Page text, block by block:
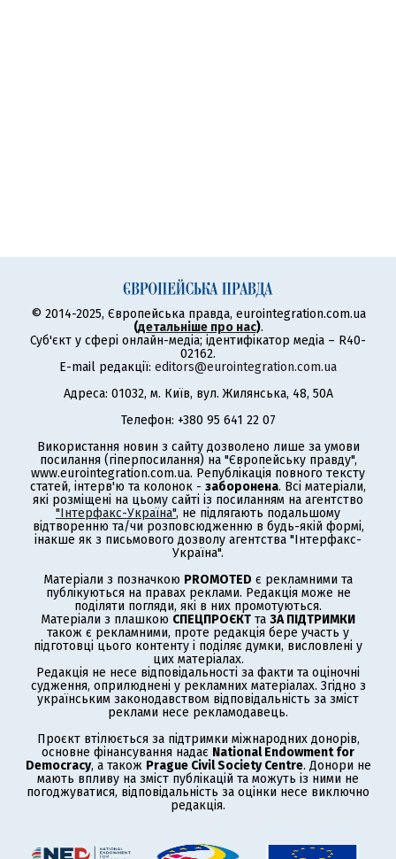
© 2014-2025, Європейська правда, eurointegration.com.ua
(детальніше про нас).
Суб'єкт у сфері онлайн-медіа; ідентифікатор медіа – R40-
02162.
E-mail редакції: editors@eurointegration.com.ua
Адреса: 01032, м. Київ, вул. Жилянська, 48, 50А
Телефон: +380 95 641 22 07
Використання новин з сайту дозволено лише за умови
посилання (гіперпосилання) на "Європейську правду",
www.eurointegration.com.ua. Републікація повного тексту
статей, інтерв'ю та колонок - заборонена. Всі матеріали,
які розміщені на цьому сайті із посиланням на агентство
"Інтерфакс-Україна", не підлягають подальшому
відтворенню та/чи розповсюдженню в будь-якій формі,
інакше як з письмового дозволу агентства "Інтерфакс-
Україна".
Матеріали з позначкою PROMOTED є рекламними та
публікуються на правах реклами. Редакція може не
поділяти погляди, які в них промотуються.
Матеріали з плашкою СПЕЦПРОЄКТ та ЗА ПІДТРИМКИ
також є рекламними, проте редакція бере участь у
підготовці цього контенту і поділяє думки, висловлені у
цих матеріалах.
Редакція не несе відповідальності за факти та оціночні
судження, оприлюднені у рекламних матеріалах. Згідно з
українським законодавством відповідальність за зміст
реклами несе рекламодавець.
Проєкт втілюється за підтримки міжнародних донорів,
основне фінансування надає National Endowment for
Democracy, а також Prague Civil Society Centre. Донори не
мають впливу на зміст публікацій та можуть із ними не
погоджуватися, відповідальність за оцінки несе виключно
редакція.